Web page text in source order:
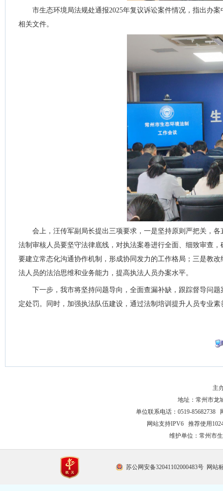
市生态环境局法规处通报2025年复议诉讼案件情况，指出办
相关文件。
会上，汪传军副局长提出三项要求，一是坚持原则严把关，
法制审核人员要坚守法律底线，对执法案卷进行全面、细致审查
要建立常态化沟通协作机制，形成协同发力的工作格局；三是教
法人员的法治思维和业务能力，提高执法人员办案水平。
下一步，我市将坚持问题导向，全面查漏补缺，跟踪督导问
定处罚。同时，加强执法队伍建设，通过法制培训提升人员专业
主
地址：常州市龙
单位联系电话：0519-85682738
网站支持IPV6 推荐使用
维护单位：常州市
苏公网安备32041102000483号 网站